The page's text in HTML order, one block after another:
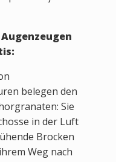
belegen den
Sie
in der Luft
Brocken
Weg nach